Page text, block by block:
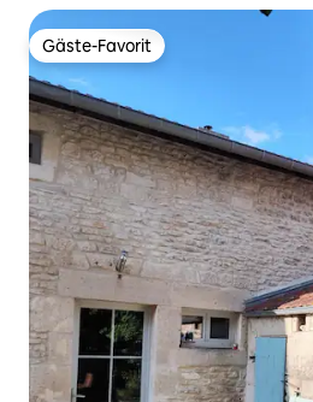
Gäste-Favorit
Gäste-Favorit